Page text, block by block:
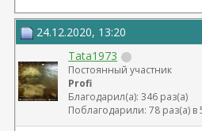
24.12.2020, 13:20
Tata1973
Постоянный участник
Profi
Благодарил(а): 346 раз(а)
Поблагодарили: 78 раз(а)